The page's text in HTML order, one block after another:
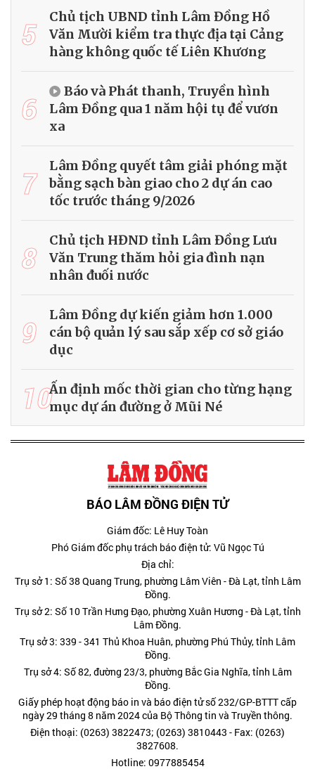
5
Chủ tịch UBND tỉnh Lâm Đồng Hồ
Văn Mười kiểm tra thực địa tại Cảng
hàng không quốc tế Liên Khương
6
Báo và Phát thanh, Truyền hình
Lâm Đồng qua 1 năm hội tụ để vươn
xa
7
Lâm Đồng quyết tâm giải phóng mặt
bằng sạch bàn giao cho 2 dự án cao
tốc trước tháng 9/2026
8
Chủ tịch HĐND tỉnh Lâm Đồng Lưu
Văn Trung thăm hỏi gia đình nạn
nhân đuối nước
9
Lâm Đồng dự kiến giảm hơn 1.000
cán bộ quản lý sau sắp xếp cơ sở giáo
dục
10Ấn định mốc thời gian cho từng hạng
mục dự án đường ở Mũi Né
BÁO LÂM ĐỒNG ĐIỆN TỬ
Giám đốc: Lê Huy Toàn
Phó Giám đốc phụ trách báo điện tử: Vũ Ngọc Tú
Địa chỉ:
Trụ sở 1: Số 38 Quang Trung, phường Lâm Viên - Đà Lạt, tỉnh Lâm
Đồng.
Trụ sở 2: Số 10 Trần Hưng Đạo, phường Xuân Hương - Đà Lạt, tỉnh
Lâm Đồng.
Trụ sở 3: 339 - 341 Thủ Khoa Huân, phường Phú Thủy, tỉnh Lâm
Đồng.
Trụ sở 4: Số 82, đường 23/3, phường Bắc Gia Nghĩa, tỉnh Lâm
Đồng.
Giấy phép hoạt động báo in và báo điện tử số 232/GP-BTTT cấp
ngày 29 tháng 8 năm 2024 của Bộ Thông tin và Truyền thông.
Điện thoại: (0263) 3822473; (0263) 3810443 - Fax: (0263)
3827608.
Hotline: 0977885454